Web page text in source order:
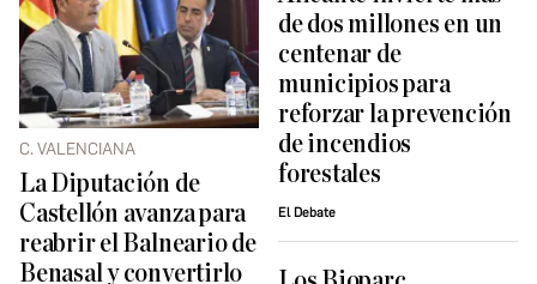
C. VALENCIANA
La Diputación de
Castellón avanza para
reabrir el Balneario de
Benasal y convertirlo
de dos millones en un
centenar de
municipios para
reforzar la prevención
de incendios
forestales
El Debate